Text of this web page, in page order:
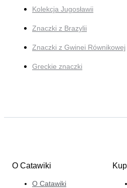
Kolekcja Jugosławii
Znaczki z Brazylii
Znaczki z Gwinei Równikowej
Greckie znaczki
O Catawiki
O Catawiki